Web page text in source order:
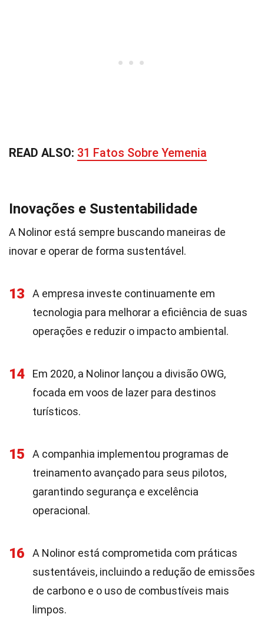
READ ALSO: 31 Fatos Sobre Yemenia
Inovações e Sustentabilidade
A Nolinor está sempre buscando maneiras de
inovar e operar de forma sustentável.
13
A empresa investe continuamente em
tecnologia para melhorar a eficiência de suas
operações e reduzir o impacto ambiental.
14
Em 2020, a Nolinor lançou a divisão OWG,
focada em voos de lazer para destinos
turísticos.
15
A companhia implementou programas de
treinamento avançado para seus pilotos,
garantindo segurança e excelência
operacional.
16
A Nolinor está comprometida com práticas
sustentáveis, incluindo a redução de emissões
de carbono e o uso de combustíveis mais
limpos.